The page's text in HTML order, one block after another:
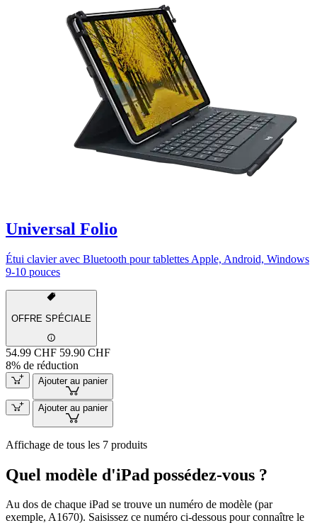
Universal Folio
Étui clavier avec Bluetooth pour tablettes Apple, Android, Windows
9-10 pouces
OFFRE SPÉCIALE
54.99 CHF 59.90 CHF
8% de réduction
Ajouter au panier
Ajouter au panier
Affichage de tous les 7 produits
Quel modèle d'iPad possédez-vous ?
Au dos de chaque iPad se trouve un numéro de modèle (par
exemple, A1670). Saisissez ce numéro ci-dessous pour connaître le